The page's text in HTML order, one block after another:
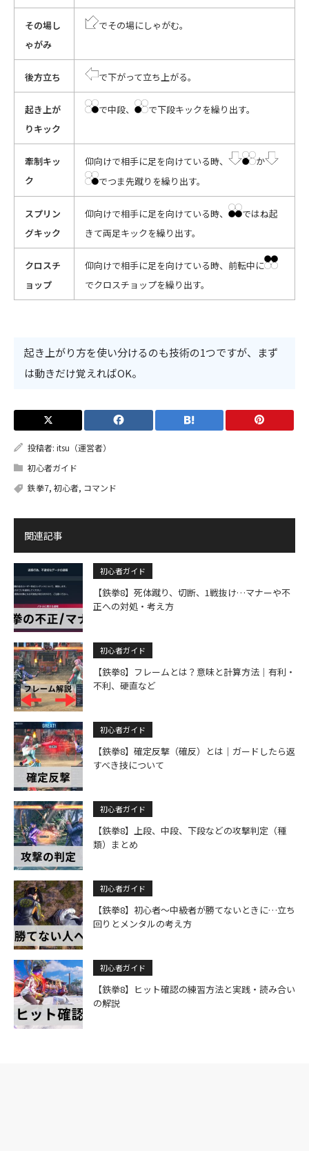
その場し
ゃがみ
でその場にしゃがむ。
後方立ち で下がって立ち上がる。
起き上が
りキック
で中段、 で下段キックを繰り出す。
牽制キッ
ク
仰向けで相手に足を向けている時、
か
でつま先蹴りを繰り出す。
スプリン
グキック
仰向けで相手に足を向けている時、
ではね起
きて両足キックを繰り出す。
クロスチ
ョップ
仰向けで相手に足を向けている時、前転中に
でクロスチョップを繰り出す。
起き上がり方を使い分けるのも技術の1つですが、まず
は動きだけ覚えればOK。
投稿者: itsu（運営者）
初心者ガイド
鉄拳7, 初心者, コマンド
関連記事
初心者ガイド
【鉄拳8】死体蹴り、切断、1戦抜け…マナーや不
正への対処・考え方
初心者ガイド
【鉄拳8】フレームとは？意味と計算方法｜有利・
不利、硬直など
初心者ガイド
【鉄拳8】確定反撃（確反）とは｜ガードしたら返
すべき技について
初心者ガイド
【鉄拳8】上段、中段、下段などの攻撃判定（種
類）まとめ
初心者ガイド
【鉄拳8】初心者～中級者が勝てないときに…立ち
回りとメンタルの考え方
初心者ガイド
【鉄拳8】ヒット確認の練習方法と実践・読み合い
の解説